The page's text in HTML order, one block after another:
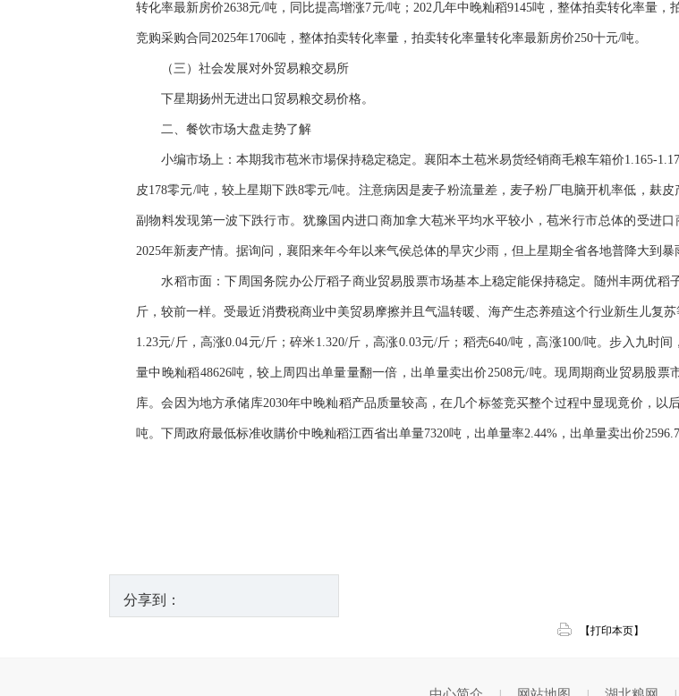
转化率最新房价2638元/吨，同比提高增涨7元/吨；202几年中晚籼稻9145吨，整体拍卖转化率量
竞购采购合同2025年1706吨，整体拍卖转化率量，拍卖转化率量转化率最新房价250十元/吨。
（三）社会发展对外贸易粮交易所
下星期扬州无进出口贸易粮交易价格。
二、餐饮市场大盘走势了解
小编市场上：本期我市苞米市場保持稳定稳定。襄阳本土苞米易货经销商毛粮车箱价1.165-
皮178零元/吨，较上星期下跌8零元/吨。注意病因是麦子粉流量差，麦子粉厂电脑开机率低，麸
副物料发现第一波下跌行市。犹豫国内进口商加拿大苞米平均水平较小，苞米行市总体的受进
2025年新麦产情。据询问，襄阳来年今年以来气侯总体的旱灾少雨，但上星期全省各地普降大到
水稻市面：下周国务院办公厅稻子商业贸易股票市场基本上稳定能保持稳定。随州丰两优稻
斤，较前一样。受最近消费税商业中美贸易摩擦并且气温转暖、海产生态养殖这个行业新生儿复
1.23元/斤，高涨0.04元/斤；碎米1.320/斤，高涨0.03元/斤；稻壳640/吨，高涨100/吨。步入九时
量中晚籼稻48626吨，较上周四出单量量翻一倍，出单量卖出价2508元/吨。现周期商业贸易股
库。会因为地方承储库2030年中晚籼稻产品质量较高，在几个标签竞买整个过程中显现竟价，以
吨。下周政府最低标准收購价中晚籼稻江西省出单量7320吨，出单量率2.44%，出单量卖出价
分享到：
【打印本页】